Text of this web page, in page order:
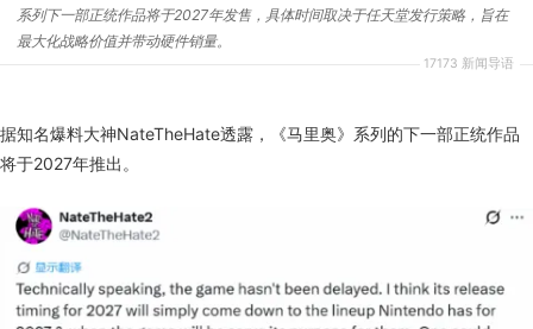
17173 新闻导语
系列下一部正统作品将于2027年发售，具体时间取决于任天堂发行策略，旨在
最大化战略价值并带动硬件销量。
据知名爆料大神NateTheHate透露，《马里奥》系列的下一部正统作品
将于2027年推出。